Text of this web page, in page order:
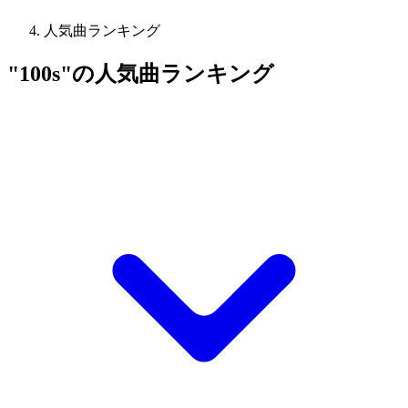
人気曲ランキング
"100s"の人気曲ランキング